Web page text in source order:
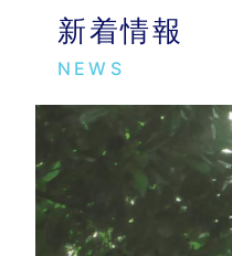
新着情報
NEWS